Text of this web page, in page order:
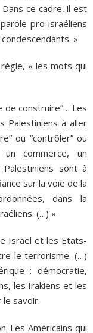
ce cadre, il est
pro-israéliens
»
« les mots qui
construire”… Les
Palestiniens à aller
ou “contrôler” ou
un commerce, un
sont à
sur la voie de la
dans la
(…) »
Israël et les Etats-
le terrorisme. (…)
: démocratie,
les Irakiens et les
le savoir.
Les Américains qui